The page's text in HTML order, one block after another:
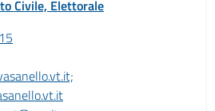
Civile, Elettorale